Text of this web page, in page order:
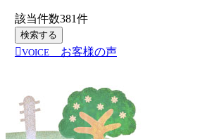
該当件数381件
検索する
VOICE
お客様の声